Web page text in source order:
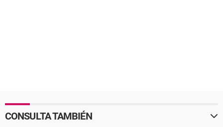
CONSULTA TAMBIÉN